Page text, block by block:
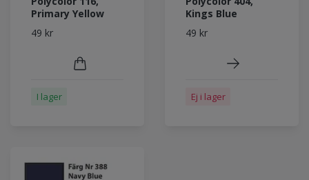
Primary Yellow
49 kr
I lager
Kings Blue
49 kr
Ej i lager